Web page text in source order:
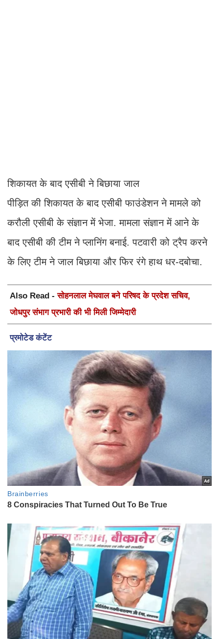
शिकायत के बाद एसीबी ने बिछाया जाल
पीड़ित की शिकायत के बाद एसीबी फाउंडेशन ने मामले को
करौली एसीबी के संज्ञान में भेजा. मामला संज्ञान में आने के
बाद एसीबी की टीम ने प्लानिंग बनाई. पटवारी को ट्रैप करने
के लिए टीम ने जाल बिछाया और फिर रंगे हाथ धर-दबोचा.
Also Read -सोहनलाल मेघवाल बने परिषद के प्रदेश सचिव,
जोधपुर संभाग प्रभारी की भी मिली जिम्मेदारी